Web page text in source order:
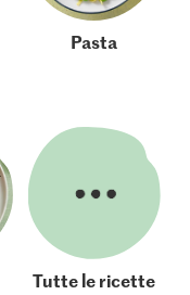
Pasta
Tutte le ricette